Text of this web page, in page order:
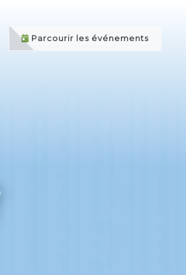
Parcourir les événements